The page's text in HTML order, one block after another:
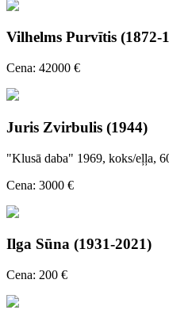
Vilhelms Purvītis (1872-
Cena: 42000 €
Juris Zvirbulis (1944)
"Klusā daba" 1969, koks/eļļa,
Cena: 3000 €
Ilga Sūna (1931-2021)
Cena: 200 €